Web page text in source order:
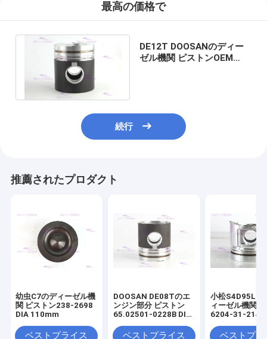
最高の価格で
DE12T DOOSANのディー
ゼル機関 ピストンOEM
続行
推薦されたプロダクト
幼虫C7のディーゼル機
関 ピストン238-2698
DIA 110mm
ベストプライス
DOOSAN DE08Tのエ
ンジン部分 ピストン
65.02501-0228B DIA
ベストプライス
小松S4D95LE-
ィーゼル機関
6204-31-2141
ベストプラ